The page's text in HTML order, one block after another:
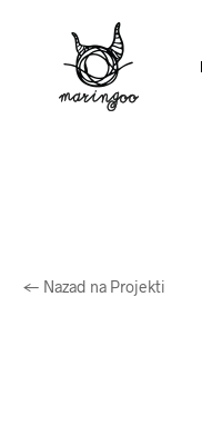
← Nazad na Projekti